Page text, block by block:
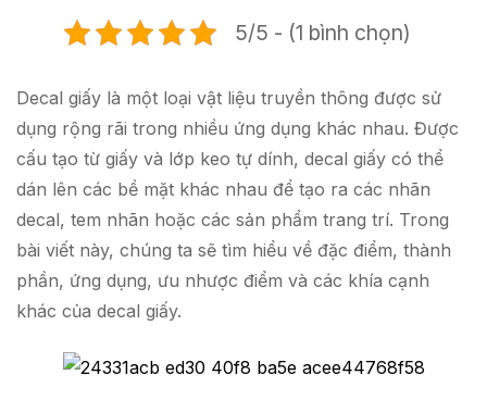
5/5 - (1 bình chọn)
Decal giấy là một loại vật liệu truyền thông được sử
dụng rộng rãi trong nhiều ứng dụng khác nhau. Được
cấu tạo từ giấy và lớp keo tự dính, decal giấy có thể
dán lên các bề mặt khác nhau để tạo ra các nhãn
decal, tem nhãn hoặc các sản phẩm trang trí. Trong
bài viết này, chúng ta sẽ tìm hiểu về đặc điểm, thành
phần, ứng dụng, ưu nhược điểm và các khía cạnh
khác của decal giấy.